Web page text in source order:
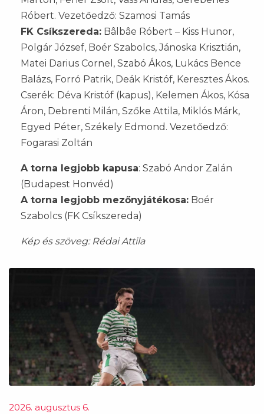
Róbert. Vezetőedző: Szamosi Tamás
FK Csíkszereda: Bâlbâe Róbert – Kiss Hunor,
Polgár József, Boér Szabolcs, Jánoska Krisztián,
Matei Darius Cornel, Szabó Ákos, Lukács Bence
Balázs, Forró Patrik, Deák Kristóf, Keresztes Ákos.
Cserék: Déva Kristóf (kapus), Kelemen Ákos, Kósa
Áron, Debrenti Milán, Szőke Attila, Miklós Márk,
Egyed Péter, Székely Edmond. Vezetőedző:
Fogarasi Zoltán
A torna legjobb kapusa: Szabó Andor Zalán
(Budapest Honvéd)
A torna legjobb mezőnyjátékosa: Boér
Szabolcs (FK Csíkszereda)
Kép és szöveg: Rédai Attila
2026. augusztus 6.